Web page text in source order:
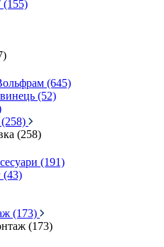
(645)
(52)
(258)
(258)
(191)
(43)
(173)
(173)